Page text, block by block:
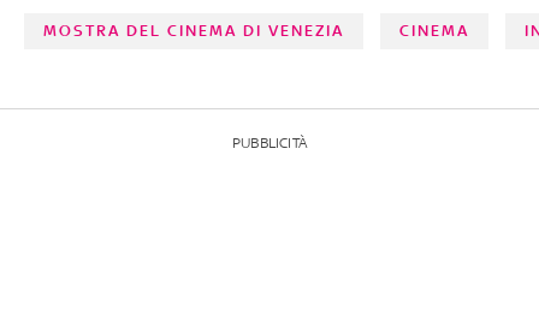
MOSTRA DEL CINEMA DI VENEZIA CINEMA
PUBBLICITÀ